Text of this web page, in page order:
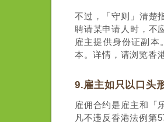
不过，「守则」清楚
聘请某申请人时，不
雇主提供身份证副
本。详情，请浏览香
9.雇主如只以口头
雇佣合约是雇主和「
凡不违反香港法例第